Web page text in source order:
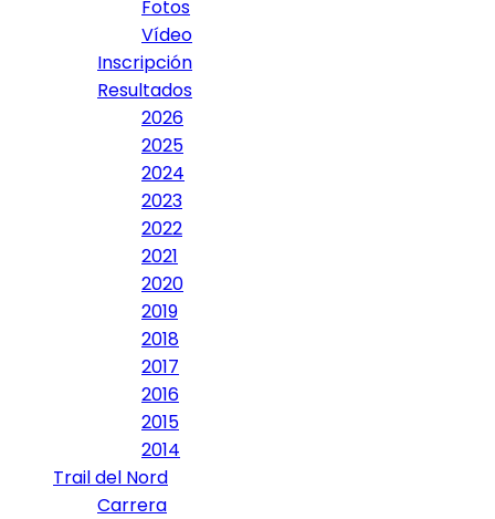
Fotos
Vídeo
Inscripción
Resultados
2026
2025
2024
2023
2022
2021
2020
2019
2018
2017
2016
2015
2014
Trail del Nord
Carrera